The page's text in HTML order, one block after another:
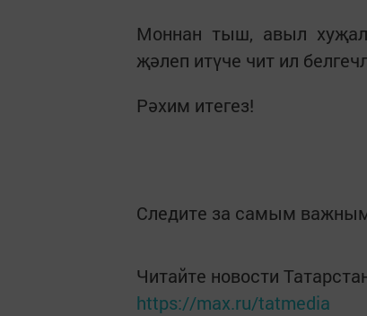
Моннан тыш, авыл
җәлеп итүче чит ил
Рәхим итегез!
Следите за самым
Читайте новости
https://max.ru/tatmedia